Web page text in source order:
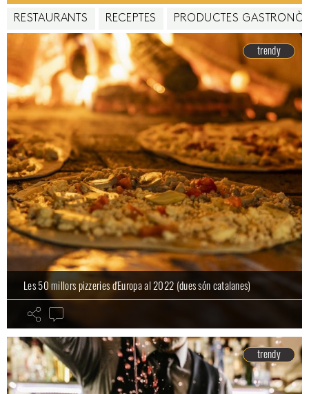
RESTAURANTS RECEPTES PRODUCTES
trendy
Les 50 millors pizzeries d'Europa al 2022 (dues són catalanes)
trendy